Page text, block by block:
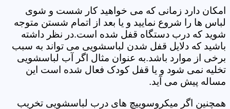
امکان دارد زمانی که می خواهید کار شست و شوی
لباس ها را شروع نمایید و یا بعد از اتمام شستن متوجه
شوید که درب دستگاه قفل شده است.در نظر داشته
باشید که دلایل قفل شدن لباسشویی می تواند به سبب
برخی از موارد باشد.به عنوان مثال اگر آب لباسشویی
تخلیه نمی شود و یا قفل کودک فعال شده است این
مساله پیش می آید.
همچنین اگر میکروسوییچ های درب لباسشویی تخریب